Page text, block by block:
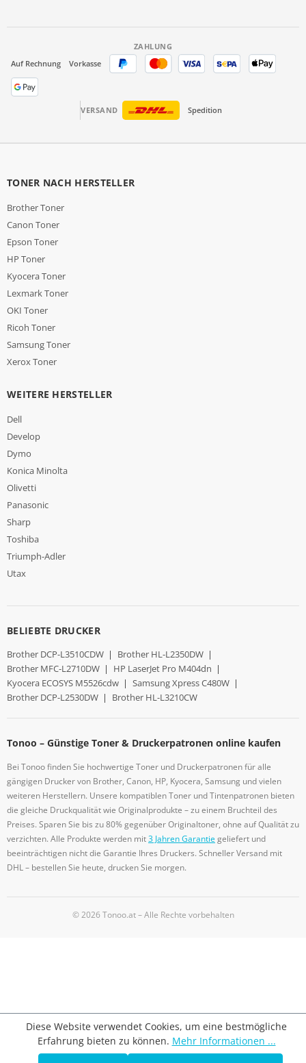
ZAHLUNG
Auf Rechnung
Vorkasse
VERSAND Spedition
TONER NACH HERSTELLER
Brother Toner
Canon Toner
Epson Toner
HP Toner
Kyocera Toner
Lexmark Toner
OKI Toner
Ricoh Toner
Samsung Toner
Xerox Toner
WEITERE HERSTELLER
Dell
Develop
Dymo
Konica Minolta
Olivetti
Panasonic
Sharp
Toshiba
Triumph-Adler
Utax
BELIEBTE DRUCKER
Brother DCP-L3510CDW | Brother HL-L2350DW |
Brother MFC-L2710DW | HP LaserJet Pro M404dn |
Kyocera ECOSYS M5526cdw | Samsung Xpress C480W |
Brother DCP-L2530DW | Brother HL-L3210CW
Tonoo – Günstige Toner & Druckerpatronen online kaufen
Bei Tonoo finden Sie hochwertige Toner und Druckerpatronen für alle
gängigen Drucker von Brother, Canon, HP, Kyocera, Samsung und vielen
weiteren Herstellern. Unsere kompatiblen Toner und Tintenpatronen bieten
die gleiche Druckqualität wie Originalprodukte – zu einem Bruchteil des
Preises. Sparen Sie bis zu 80% gegenüber Originaltoner, ohne auf Qualität zu
verzichten. Alle Produkte werden mit3 Jahren Garantiegeliefert und
beeinträchtigen nicht die Garantie Ihres Druckers. Schneller Versand mit
DHL – bestellen Sie heute, drucken Sie morgen.
© 2026 Tonoo.at – Alle Rechte vorbehalten
Diese Website verwendet Cookies, um eine bestmögliche
Erfahrung bieten zu können. Mehr Informationen ...